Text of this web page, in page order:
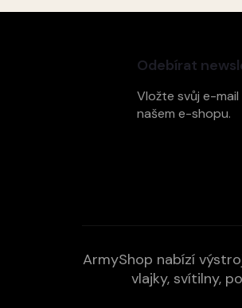
Odebírat
Vložte svůj e-
našem e-shopu.
ArmyShop nabízí
vlajky, svítilny,